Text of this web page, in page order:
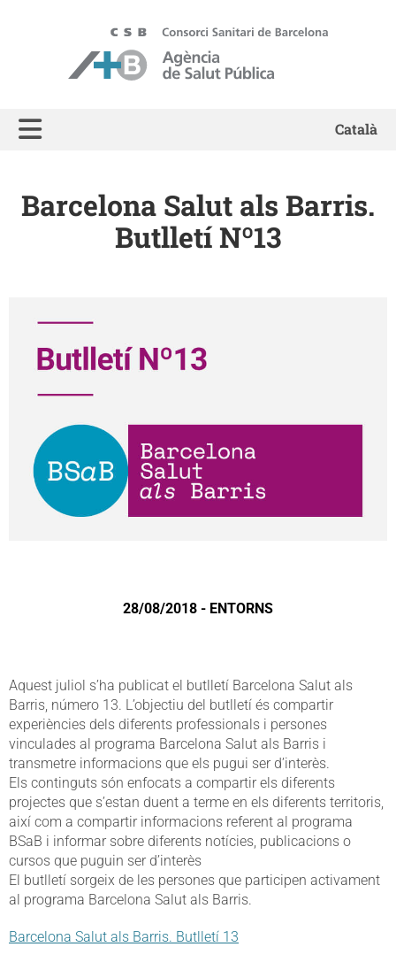
ASPB - Agència de Salut Pública de Barcelona
Català
Barcelona Salut als Barris.
Butlletí Nº13
28/08/2018 - ENTORNS
Aquest juliol s’ha publicat el butlletí Barcelona Salut als
Barris, número 13. L’objectiu del butlletí és compartir
experiències dels diferents professionals i persones
vinculades al programa Barcelona Salut als Barris i
transmetre informacions que els pugui ser d’interès.
Els continguts són enfocats a compartir els diferents
projectes que s’estan duent a terme en els diferents territoris,
així com a compartir informacions referent al programa
BSaB i informar sobre diferents notícies, publicacions o
cursos que puguin ser d’interès
El butlletí sorgeix de les persones que participen activament
al programa Barcelona Salut als Barris.
Barcelona Salut als Barris. Butlletí 13